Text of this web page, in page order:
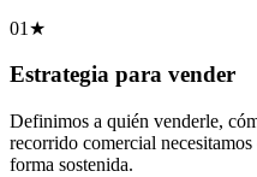
01 ★
Estrategia para vender
Definimos a quién venderle,
recorrido comercial
forma sostenida.